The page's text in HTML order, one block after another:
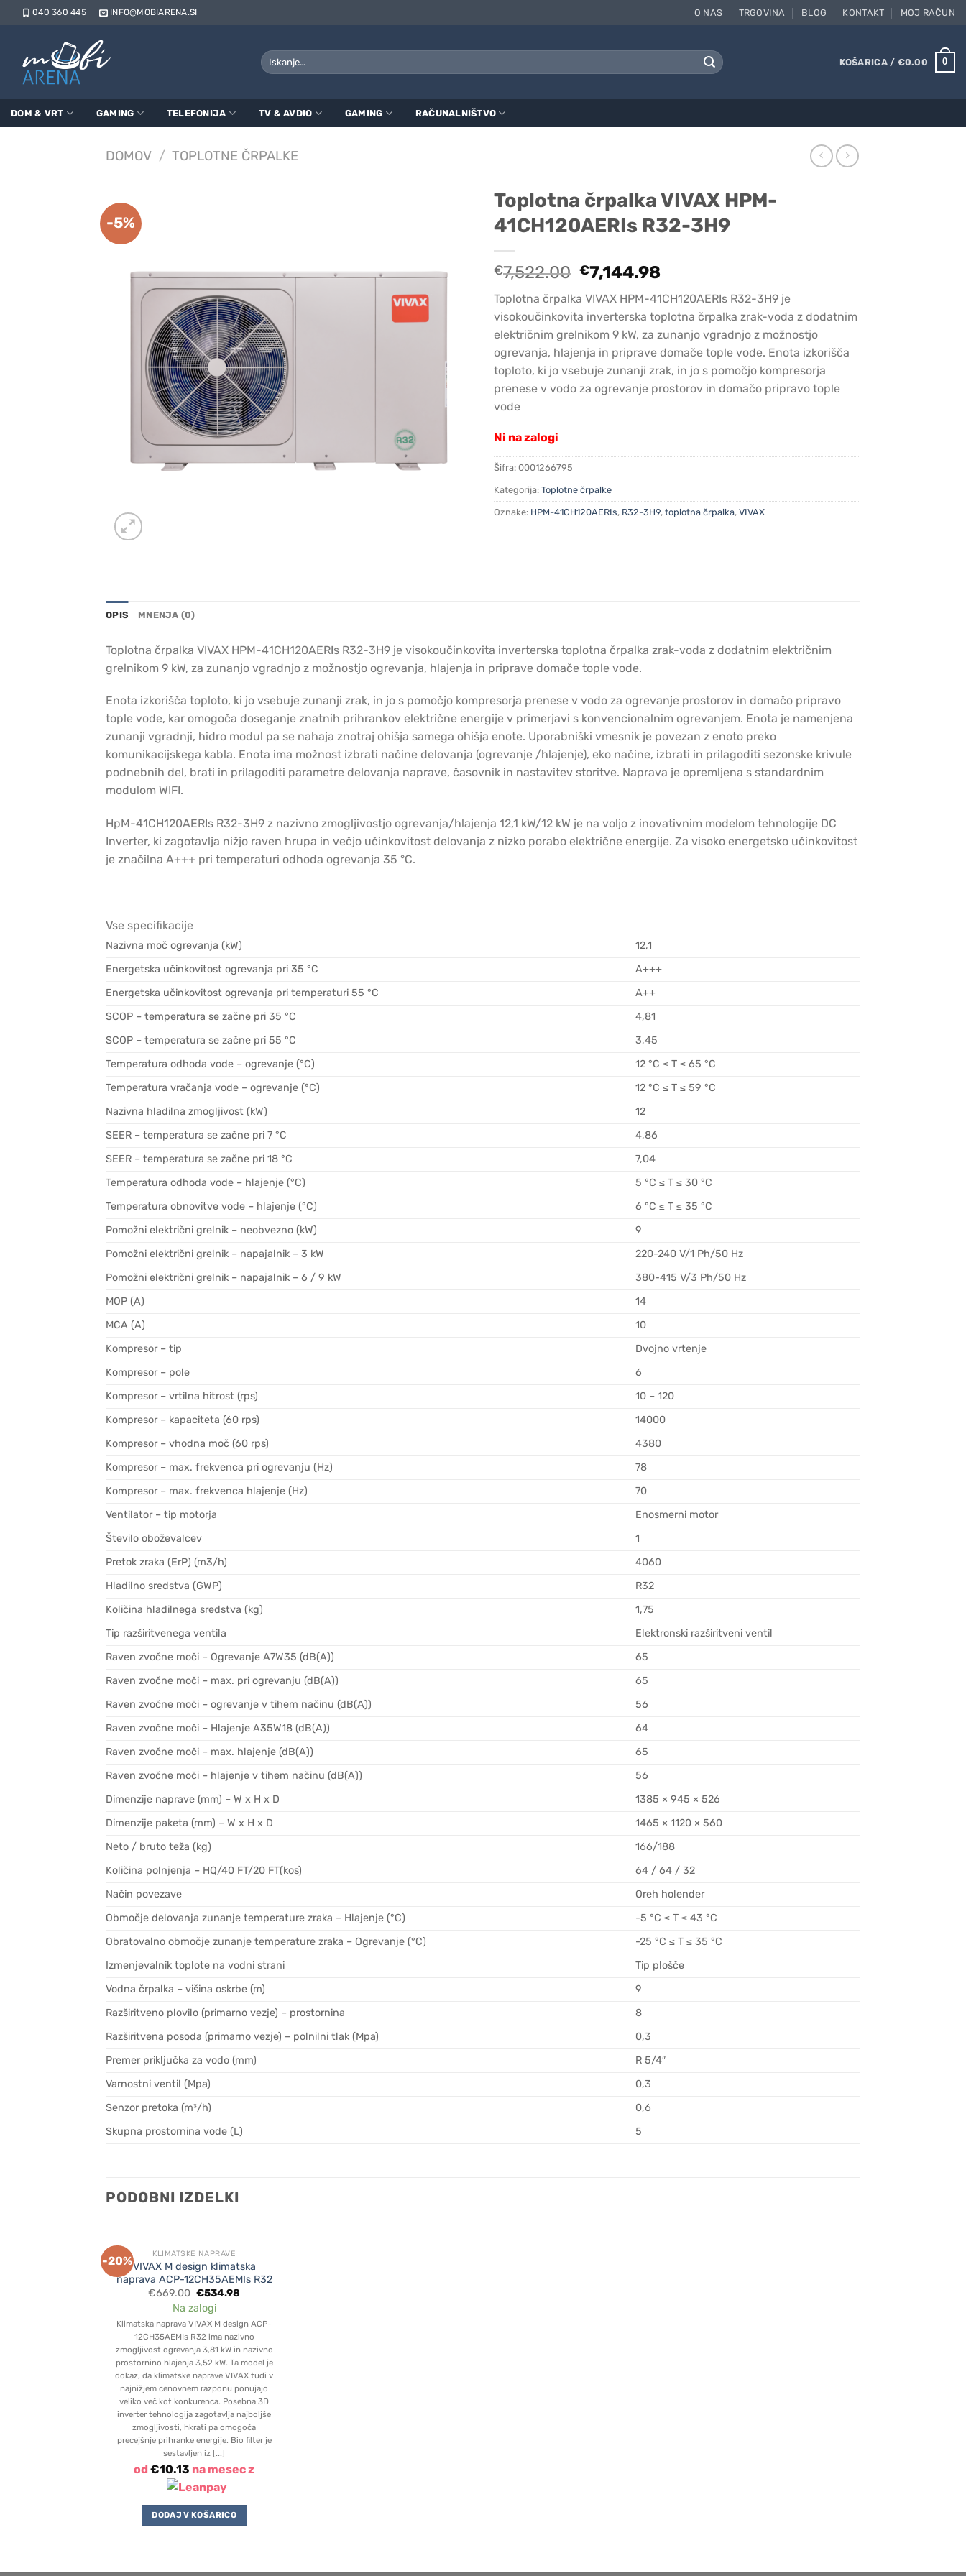
Skoči 040 360 445 INFO@MOBIARENA.SI O NAS TRGOVINA BLOG KONTAKT MOJ RAČUN
Išči:
KOŠARICA / €0.00 0
DOM & VRT GAMING TELEFONIJA TV & AVDIO GAMING RAČUNALNIŠTVO
DOMOV / TOPLOTNE ČRPALKE
-5%
Toplotna črpalka VIVAX HPM-
41CH120AERIs R32-3H9
€7,522.00 Original
price
was:
€7,522.00.
€7,144.98
price
is:
€7,144.98.
Toplotna črpalka VIVAX HPM-41CH120AERIs R32-3H9 je
visokoučinkovita inverterska toplotna črpalka zrak-voda z dodatnim
električnim grelnikom 9 kW, za zunanjo vgradnjo z možnostjo
ogrevanja, hlajenja in priprave domače tople vode. Enota izkorišča
toploto, ki jo vsebuje zunanji zrak, in jo s pomočjo kompresorja
prenese v vodo za ogrevanje prostorov in domačo pripravo tople
vode
Ni na zalogi
Šifra: 0001266795
Kategorija: Toplotne črpalke
Oznake: HPM-41CH120AERIs, R32-3H9, toplotna črpalka, VIVAX
OPIS MNENJA (0)
Toplotna črpalka VIVAX HPM-41CH120AERIs R32-3H9 je visokoučinkovita inverterska toplotna črpalka zrak-voda z dodatnim električnim
grelnikom 9 kW, za zunanjo vgradnjo z možnostjo ogrevanja, hlajenja in priprave domače tople vode.
Enota izkorišča toploto, ki jo vsebuje zunanji zrak, in jo s pomočjo kompresorja prenese v vodo za ogrevanje prostorov in domačo pripravo
tople vode, kar omogoča doseganje znatnih prihrankov električne energije v primerjavi s konvencionalnim ogrevanjem. Enota je namenjena
zunanji vgradnji, hidro modul pa se nahaja znotraj ohišja samega ohišja enote. Uporabniški vmesnik je povezan z enoto preko
komunikacijskega kabla. Enota ima možnost izbrati načine delovanja (ogrevanje /hlajenje), eko načine, izbrati in prilagoditi sezonske krivule
podnebnih del, brati in prilagoditi parametre delovanja naprave, časovnik in nastavitev storitve. Naprava je opremljena s standardnim
modulom WIFI.
HpM-41CH120AERIs R32-3H9 z nazivno zmogljivostjo ogrevanja/hlajenja 12,1 kW/12 kW je na voljo z inovativnim modelom tehnologije DC
Inverter, ki zagotavlja nižjo raven hrupa in večjo učinkovitost delovanja z nizko porabo električne energije. Za visoko energetsko učinkovitost
je značilna A+++ pri temperaturi odhoda ogrevanja 35 °C.
Vse specifikacije
Nazivna moč ogrevanja (kW)
12,1
Energetska učinkovitost ogrevanja pri 35 °C
A+++
Energetska učinkovitost ogrevanja pri temperaturi 55 °C
A++
SCOP – temperatura se začne pri 35 °C
4,81
SCOP – temperatura se začne pri 55 °C
3,45
Temperatura odhoda vode – ogrevanje (°C)
12 °C ≤ T ≤ 65 °C
Temperatura vračanja vode – ogrevanje (°C)
12 °C ≤ T ≤ 59 °C
Nazivna hladilna zmogljivost (kW)
12
SEER – temperatura se začne pri 7 °C
4,86
SEER – temperatura se začne pri 18 °C
7,04
Temperatura odhoda vode – hlajenje (°C)
5 °C ≤ T ≤ 30 °C
Temperatura obnovitve vode – hlajenje (°C)
6 °C ≤ T ≤ 35 °C
Pomožni električni grelnik – neobvezno (kW)
9
Pomožni električni grelnik – napajalnik – 3 kW
220-240 V/1 Ph/50 Hz
Pomožni električni grelnik – napajalnik – 6 / 9 kW
380-415 V/3 Ph/50 Hz
MOP (A)
14
MCA (A)
10
Kompresor – tip
Dvojno vrtenje
Kompresor – pole
6
Kompresor – vrtilna hitrost (rps)
10 – 120
Kompresor – kapaciteta (60 rps)
14000
Kompresor – vhodna moč (60 rps)
4380
Kompresor – max. frekvenca pri ogrevanju (Hz)
78
Kompresor – max. frekvenca hlajenje (Hz)
70
Ventilator – tip motorja
Enosmerni motor
Število oboževalcev
1
Pretok zraka (ErP) (m3/h)
4060
Hladilno sredstva (GWP)
R32
Količina hladilnega sredstva (kg)
1,75
Tip razširitvenega ventila
Elektronski razširitveni ventil
Raven zvočne moči – Ogrevanje A7W35 (dB(A))
65
Raven zvočne moči – max. pri ogrevanju (dB(A))
65
Raven zvočne moči – ogrevanje v tihem načinu (dB(A))
56
Raven zvočne moči – Hlajenje A35W18 (dB(A))
64
Raven zvočne moči – max. hlajenje (dB(A))
65
Raven zvočne moči – hlajenje v tihem načinu (dB(A))
56
Dimenzije naprave (mm) – W x H x D
1385 × 945 × 526
Dimenzije paketa (mm) – W x H x D
1465 × 1120 × 560
Neto / bruto teža (kg)
166/188
Količina polnjenja – HQ/40 FT/20 FT(kos)
64 / 64 / 32
Način povezave
Oreh holender
Območje delovanja zunanje temperature zraka – Hlajenje (°C)
-5 °C ≤ T ≤ 43 °C
Obratovalno območje zunanje temperature zraka – Ogrevanje (°C)
-25 °C ≤ T ≤ 35 °C
Izmenjevalnik toplote na vodni strani
Tip plošče
Vodna črpalka – višina oskrbe (m)
9
Razširitveno plovilo (primarno vezje) – prostornina
8
Razširitvena posoda (primarno vezje) – polnilni tlak (Mpa)
0,3
Premer priključka za vodo (mm)
R 5/4″
Varnostni ventil (Mpa)
0,3
Senzor pretoka (m³/h)
0,6
Skupna prostornina vode (L)
5
PODOBNI IZDELKI
-20%
KLIMATSKE NAPRAVE
VIVAX M design klimatska
naprava ACP-12CH35AEMIs R32
€669.00 Original
price
was:
€669.00.
€534.98
€534.98.
Na zalogi
Klimatska naprava VIVAX M design ACP-
12CH35AEMIs R32 ima nazivno
zmogljivost ogrevanja 3,81 kW in nazivno
prostornino hlajenja 3,52 kW. Ta model je
dokaz, da klimatske naprave VIVAX tudi v
najnižjem cenovnem razponu ponujajo
veliko več kot konkurenca. Posebna 3D
inverter tehnologija zagotavlja najboljše
zmogljivosti, hkrati pa omogoča
precejšnje prihranke energije. Bio filter je
sestavljen iz [...]
od€10.13 na mesec z
DODAJ V KOŠARICO